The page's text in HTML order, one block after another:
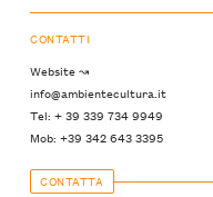
CONTATTI
Website ↝
info@ambientecultura.it
Tel: + 39 339 734 9949
Mob: +39 342 643 3395
CONTATTA